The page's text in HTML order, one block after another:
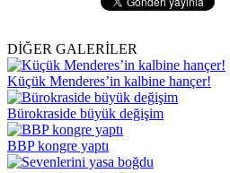
DİĞER GALERİLER
Küçük Menderes’in kalbine hançer!
Bürokraside büyük değişim
BBP kongre yaptı